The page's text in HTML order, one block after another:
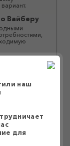
Вайберу
быстро
форму под
и
в
наш
для